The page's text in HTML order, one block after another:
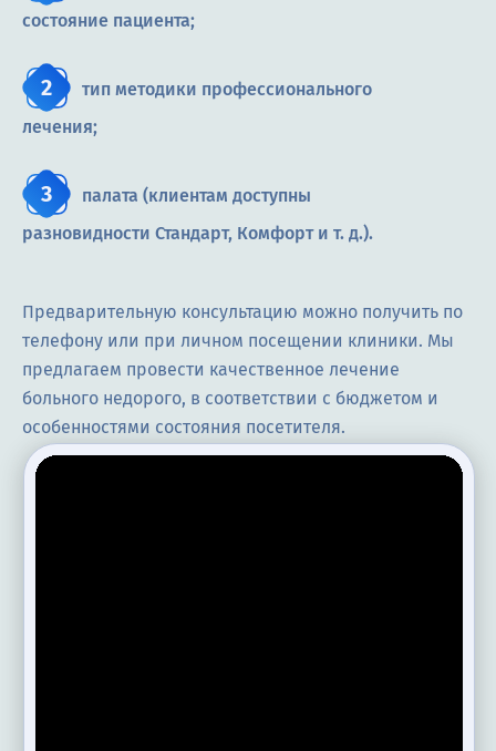
состояние пациента;
тип методики профессионального
лечения;
палата (клиентам доступны
разновидности Стандарт, Комфорт и т. д.).
Предварительную консультацию можно получить по
телефону или при личном посещении клиники. Мы
предлагаем провести качественное лечение
больного недорого, в соответствии с бюджетом и
особенностями состояния посетителя.